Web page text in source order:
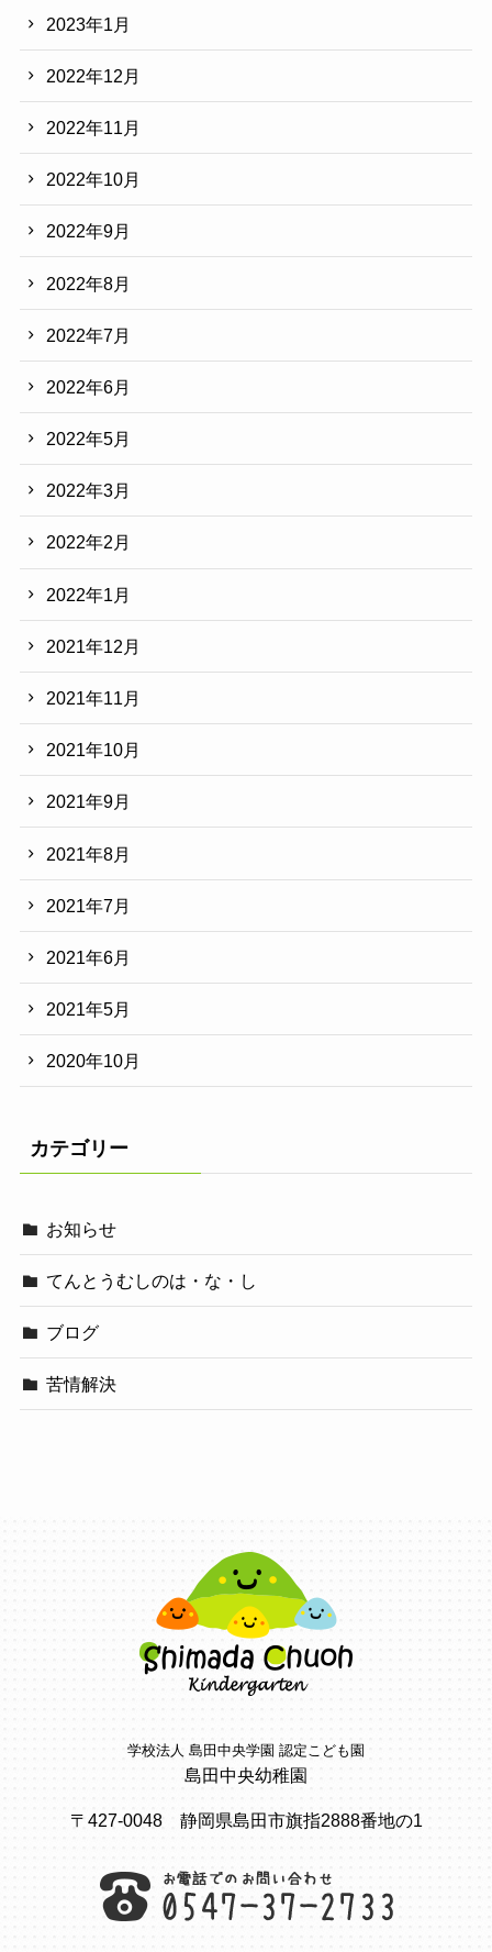
2023年1月
2022年12月
2022年11月
2022年10月
2022年9月
2022年8月
2022年7月
2022年6月
2022年5月
2022年3月
2022年2月
2022年1月
2021年12月
2021年11月
2021年10月
2021年9月
2021年8月
2021年7月
2021年6月
2021年5月
2020年10月
カテゴリー
お知らせ
てんとうむしのは・な・し
ブログ
苦情解決
学校法人 島田中央学園 認定こども園
島田中央幼稚園
〒427-0048 静岡県島田市旗指2888番地の1